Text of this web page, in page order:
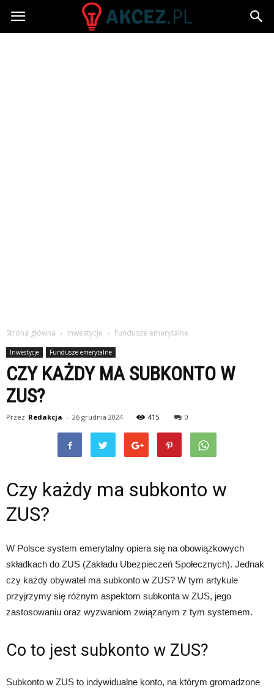
Akcez.pl
Strona główna Inwestycje Fundusze emerytalne
Inwestycje Fundusze emerytalne
CZY KAŻDY MA SUBKONTO W
ZUS?
Przez Redakcja - 26 grudnia 2024 415 0
Czy każdy ma subkonto w
ZUS?
W Polsce system emerytalny opiera się na obowiązkowych
składkach do ZUS (Zakładu Ubezpieczeń Społecznych). Jednak
czy każdy obywatel ma subkonto w ZUS? W tym artykule
przyjrzymy się różnym aspektom subkonta w ZUS, jego
zastosowaniu oraz wyzwaniom związanym z tym systemem.
Co to jest subkonto w ZUS?
Subkonto w ZUS to indywidualne konto, na którym gromadzone